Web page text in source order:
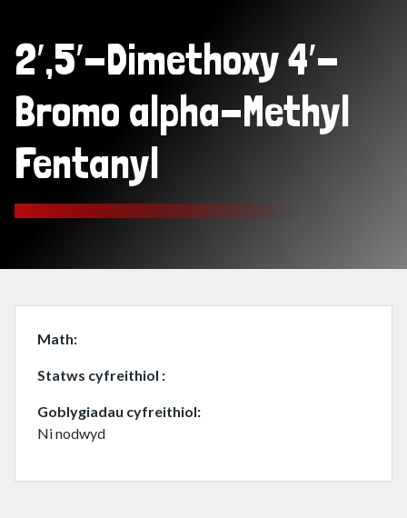
2′,5′-Dimethoxy 4′-
Bromo alpha-Methyl
Fentanyl
Math
Statws cyfreithiol
Goblygiadau cyfreithiol
Ni nodwyd